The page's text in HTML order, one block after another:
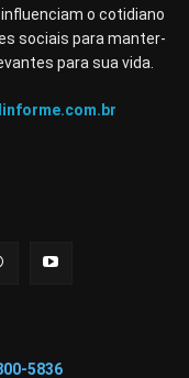
o cotidiano
sociais para manter-
para sua vida.
5836